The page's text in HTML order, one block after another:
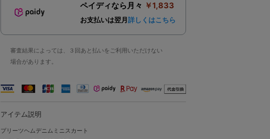
ペイディなら月々 ￥1,833
お支払いは翌月 詳しくはこちら
審査結果によっては、３回あと払いをご利用いただけない
場合があります。
アイテム説明
プリーツヘムデニムミニスカート